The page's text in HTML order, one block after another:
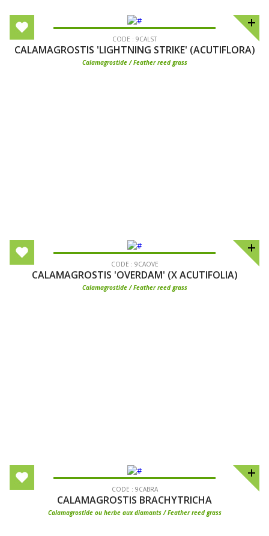
CODE : 9CALST
CALAMAGROSTIS 'LIGHTNING STRIKE' (ACUTIFLORA)
Calamagrostide / Feather reed grass
CODE : 9CAOVE
CALAMAGROSTIS 'OVERDAM' (X ACUTIFOLIA)
Calamagrostide / Feather reed grass
CODE : 9CABRA
CALAMAGROSTIS BRACHYTRICHA
Calamagrostide ou herbe aux diamants / Feather reed grass